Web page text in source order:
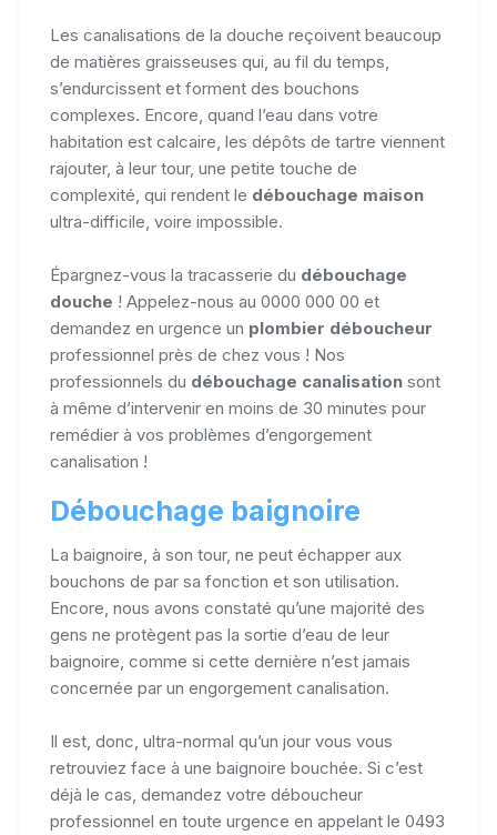
Les canalisations de la douche reçoivent beaucoup
de matières graisseuses qui, au fil du temps,
s’endurcissent et forment des bouchons
complexes. Encore, quand l’eau dans votre
habitation est calcaire, les dépôts de tartre viennent
rajouter, à leur tour, une petite touche de
complexité, qui rendent le débouchage maison
ultra-difficile, voire impossible.
Épargnez-vous la tracasserie du débouchage
douche ! Appelez-nous au 0000 000 00 et
demandez en urgence un plombier déboucheur
professionnel près de chez vous ! Nos
professionnels du débouchage canalisation sont
à même d’intervenir en moins de 30 minutes pour
remédier à vos problèmes d’engorgement
canalisation !
Débouchage baignoire
La baignoire, à son tour, ne peut échapper aux
bouchons de par sa fonction et son utilisation.
Encore, nous avons constaté qu’une majorité des
gens ne protègent pas la sortie d’eau de leur
baignoire, comme si cette dernière n’est jamais
concernée par un engorgement canalisation.
Il est, donc, ultra-normal qu’un jour vous vous
retrouviez face à une baignoire bouchée. Si c’est
déjà le cas, demandez votre déboucheur
professionnel en toute urgence en appelant le 0493